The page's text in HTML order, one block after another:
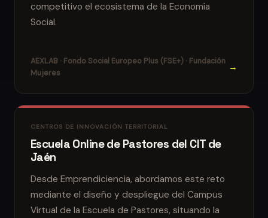
competitivo el ecosistema de la Economía
Social.
AEXLAB · Fondo Social Europeo Plus (FSE+) · Fundación
Mujeres
→
CENTROS DE INNOVACIÓN TERRITORIAL
Escuela Online de Pastores del CIT de
Jaén
Desde Emprendiciencia, abordamos este reto
mediante el diseño y despliegue del Campus
Virtual de la Escuela de Pastores, situando la